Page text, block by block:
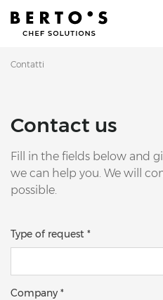
Contatti
Contact us
Fill in the fields below and
we can help you. We will
possible.
Type of request *
Company *